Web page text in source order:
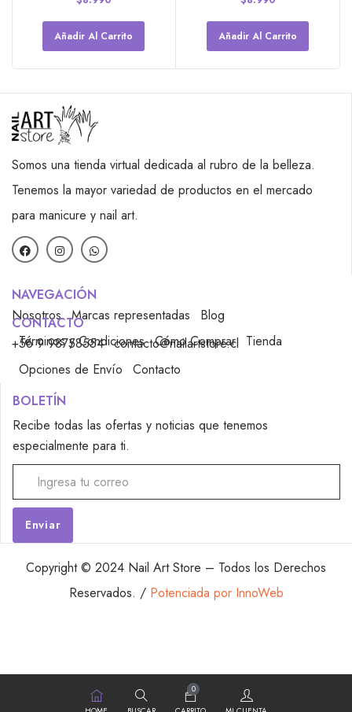
Añadir Al Carrito Añadir Al Carrito
Somos una tienda virtual dedicada al rubro de la belleza.
Tenemos la mayor variedad de productos en el mercado
para manicure y nail art.
NAVEGACIÓN
Nosotros Marcas representadas
Blog
Términos y Condiciones Cómo Comprar Tienda
CONTACTO
+56 9 98758554 contacto@nailartstore.cl
Opciones de Envío
Contacto
BOLETÍN
Recibe todas las ofertas y noticias que tenemos
especialmente para ti.
Copyright © 2024 Nail Art Store – Todos los Derechos
Reservados. / Potenciada por InnoWeb
0